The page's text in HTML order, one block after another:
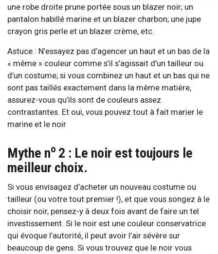
une robe droite prune portée sous un blazer noir; un
pantalon habillé marine et un blazer charbon; une jupe
crayon gris perle et un blazer crème, etc.
Astuce : N’essayez pas d’agencer un haut et un bas de la
« même » couleur comme s’il s’agissait d’un tailleur ou
d’un costume; si vous combinez un haut et un bas qui ne
sont pas taillés exactement dans la même matière,
assurez-vous qu’ils sont de couleurs assez
contrastantes. Et oui, vous pouvez tout à fait marier le
marine et le noir
Mythe no 2 : Le noir est toujours le
meilleur choix.
Si vous envisagez d’acheter un nouveau costume ou
tailleur (ou votre tout premier !), et que vous songez à le
choisir noir, pensez-y à deux fois avant de faire un tel
investissement. Si le noir est une couleur conservatrice
qui évoque l’autorité, il peut avoir l’air sévère sur
beaucoup de gens. Si vous trouvez que le noir vous